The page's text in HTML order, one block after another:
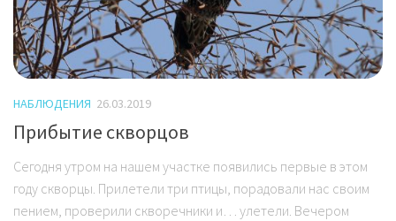
НАБЛЮДЕНИЯ 26.03.2019
Прибытие скворцов
Сегодня утром на нашем участке появились первые в этом
году скворцы. Прилетели три птицы, порадовали нас своим
пением, проверили скворечники и… улетели. Вечером